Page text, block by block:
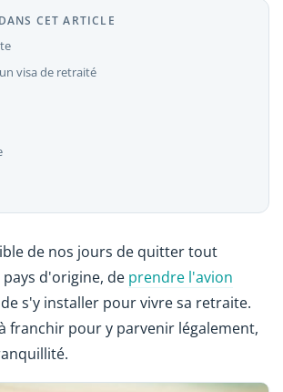
CET ARTICLE
visa de retraité
de nos jours de quitter tout
d'origine, de prendre l'avion
s'y installer pour vivre sa retraite.
franchir pour y parvenir légalement,